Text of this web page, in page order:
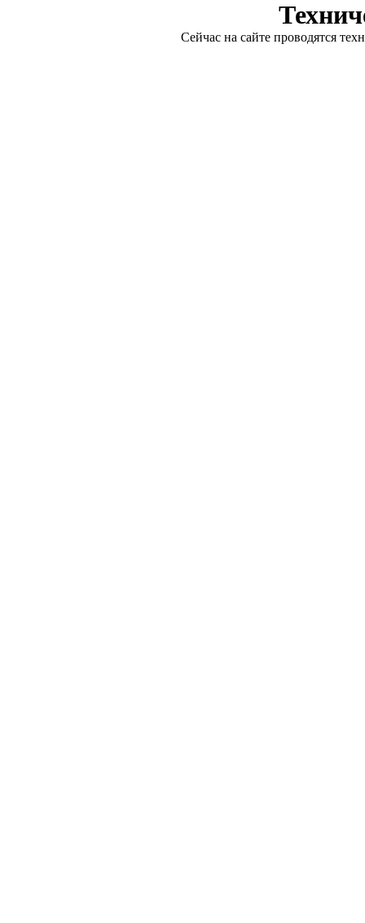
Сейчас на сайте проводятся